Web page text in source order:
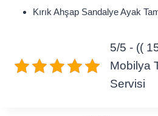
Kırık Ahşap Sandalye Ayak
5/5 - ((
Mobilya
Servisi